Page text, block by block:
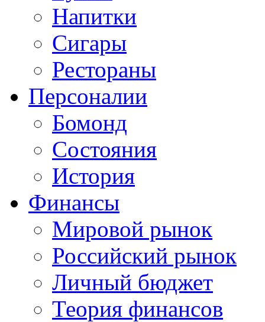
Напитки
Сигары
Рестораны
Персоналии
Бомонд
Состояния
История
Финансы
Мировой рынок
Российский рынок
Личный бюджет
Теория финансов